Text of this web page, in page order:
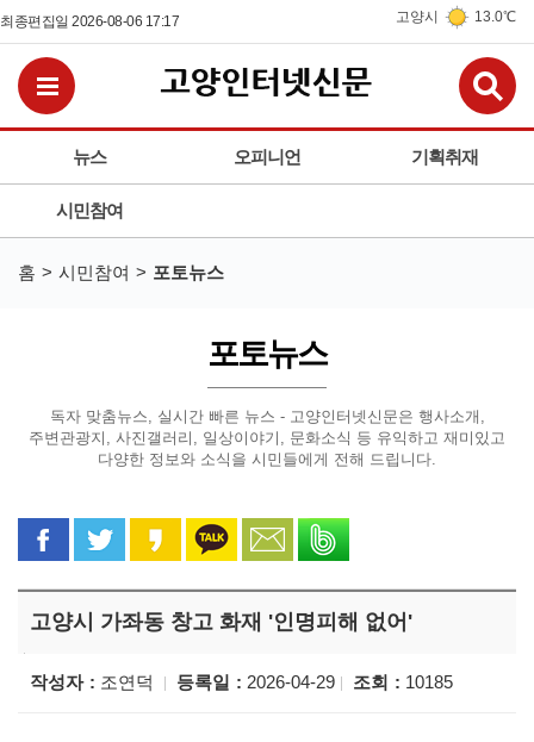
최종편집일 2026-08-06 17:17 고양시 13.0℃
뉴스 오피니언 기획취재
시민참여
전체메뉴보기
홈 시민참여 포토뉴스
포토뉴스
독자 맞춤뉴스, 실시간 빠른 뉴스 - 고양인터넷신문은 행사소개,
주변관광지, 사진갤러리, 일상이야기, 문화소식 등 유익하고 재미있고
다양한 정보와 소식을 시민들에게 전해 드립니다.
페이스북으로 공유
트위터로 공유카카오 스토리로 공유
카카오톡으로 공유
문자로 공유
고양시 가좌동 창고 화재 '인명피해 없어'
작성자 조연덕 등록일 2026-04-29 조회 10185